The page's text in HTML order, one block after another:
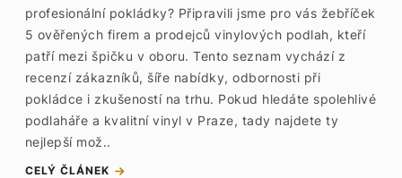
profesionální pokládky? Připravili jsme pro vás žebříček
5 ověřených firem a prodejců vinylových podlah, kteří
patří mezi špičku v oboru. Tento seznam vychází z
recenzí zákazníků, šíře nabídky, odbornosti při
pokládce i zkušeností na trhu. Pokud hledáte spolehlivé
podlaháře a kvalitní vinyl v Praze, tady najdete ty
nejlepší mož..
CELÝ ČLÁNEK